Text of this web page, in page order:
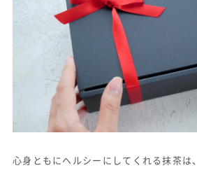
心身ともにヘルシーにしてくれる抹茶は、